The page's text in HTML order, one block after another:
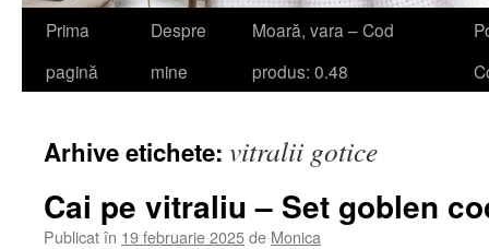
Sari
Prima
pagină
Despre
mine
Moară, vara – Cod
produs: 0.48
Arhive etichete: vitralii gotice
Cai pe vitraliu – Set goblen
Publicat în 19 februarie 2025de Monica